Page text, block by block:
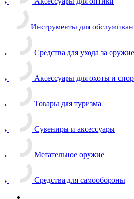
Инструменты для
Средства для ухода за
Аксессуары для охоты и
Товары для туризма
Сувениры и аксессуары
Метательное оружие
Средства для самообороны